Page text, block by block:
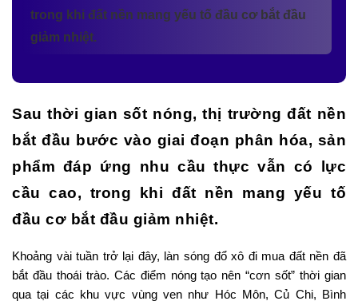
trong khi đất nền mang yếu tố đầu cơ bắt đầu
giảm nhiệt.
Sau thời gian sốt nóng, thị trường đất nền
bắt đầu bước vào giai đoạn phân hóa, sản
phẩm đáp ứng nhu cầu thực vẫn có lực
cầu cao, trong khi đất nền mang yếu tố
đầu cơ bắt đầu giảm nhiệt.
Khoảng vài tuần trở lại đây, làn sóng đổ xô đi mua đất nền đã
bắt đầu thoái trào. Các điểm nóng tạo nên “cơn sốt” thời gian
qua tại các khu vực vùng ven như Hóc Môn, Củ Chi, Bình